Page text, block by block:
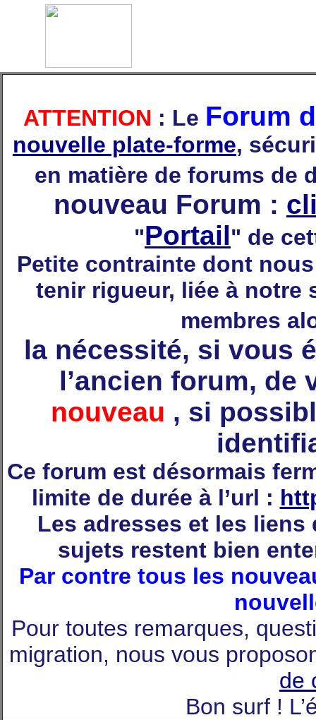
ATTENTION : Le Forum
nouvelle plate-forme,
en matière de forums de
nouveau Forum :
"Portail" de
Petite contrainte dont
tenir rigueur, liée à notre
membres
la nécessité, si vous
l’ancien forum, de
nouveau , si
Ce forum est désormais
limite de durée à l’url :
Les adresses et les liens
sujets restent bien
Par contre tous les
Pour toutes remarques,
migration, nous vous
de
Bon surf !